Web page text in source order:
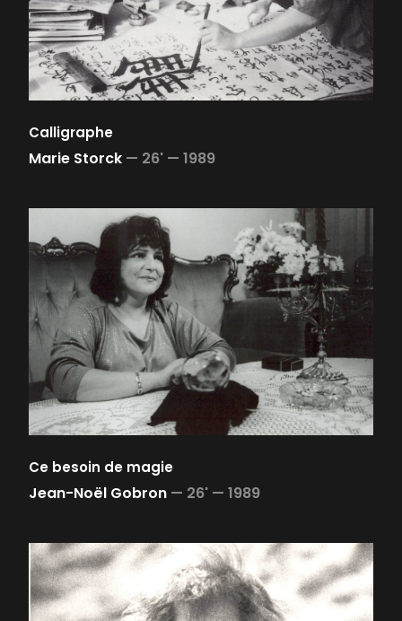
Calligraphe
Marie Storck — 26' — 1989
Ce besoin de magie
Jean-Noël Gobron — 26' — 1989